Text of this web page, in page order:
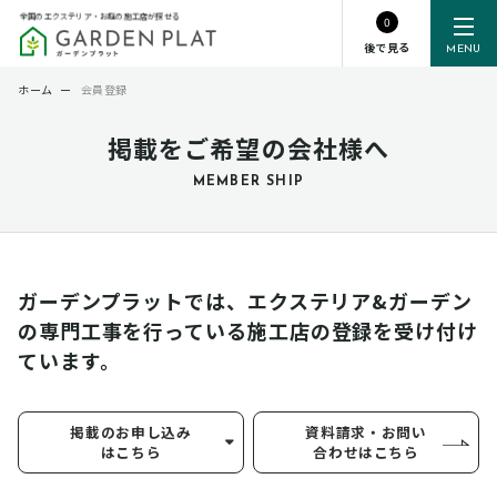
MENU
全国のエクステリア・お庭の施工店が探せる
0
後で見る
掲載をご希望の会社様へ
MEMBER SHIP
ホーム ー 会員登録
ガーデンプラットでは、エクステリア&ガーデン
の専門工事を行っている施工店の登録を受け付け
ています。
掲載のお申し込み
はこちら
資料請求・お問い
合わせはこちら